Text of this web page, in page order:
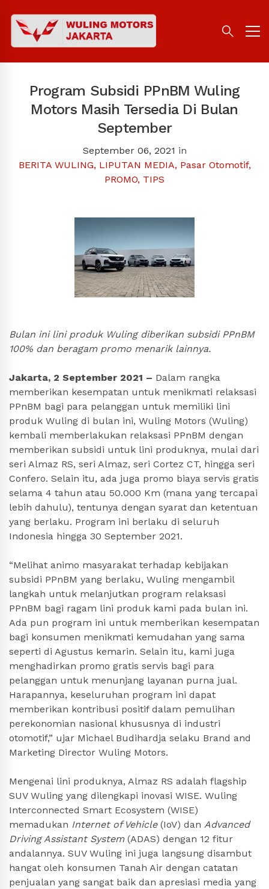
Program Subsidi PPnBM Wuling
Motors Masih Tersedia Di Bulan
September
September 06, 2021 in
BERITA WULING, LIPUTAN MEDIA, Pasar Otomotif,
PROMO, TIPS
Bulan ini lini produk Wuling diberikan subsidi PPnBM
100% dan beragam promo menarik lainnya.
Jakarta, 2 September 2021 – Dalam rangka
memberikan kesempatan untuk menikmati relaksasi
PPnBM bagi para pelanggan untuk memiliki lini
produk Wuling di bulan ini, Wuling Motors (Wuling)
kembali memberlakukan relaksasi PPnBM dengan
memberikan subsidi untuk lini produknya, mulai dari
seri Almaz RS, seri Almaz, seri Cortez CT, hingga seri
Confero. Selain itu, ada juga promo biaya servis gratis
selama 4 tahun atau 50.000 Km (mana yang tercapai
lebih dahulu), tentunya dengan syarat dan ketentuan
yang berlaku. Program ini berlaku di seluruh
Indonesia hingga 30 September 2021.
“Melihat animo masyarakat terhadap kebijakan
subsidi PPnBM yang berlaku, Wuling mengambil
langkah untuk melanjutkan program relaksasi
PPnBM bagi ragam lini produk kami pada bulan ini.
Ada pun program ini untuk memberikan kesempatan
bagi konsumen menikmati kemudahan yang sama
seperti di Agustus kemarin. Selain itu, kami juga
menghadirkan promo gratis servis bagi para
pelanggan untuk menunjang layanan purna jual.
Harapannya, keseluruhan program ini dapat
memberikan kontribusi positif dalam pemulihan
perekonomian nasional khususnya di industri
otomotif,” ujar Michael Budihardja selaku Brand and
Marketing Director Wuling Motors.
Mengenai lini produknya, Almaz RS adalah flagship
SUV Wuling yang dilengkapi inovasi WISE. Wuling
Interconnected Smart Ecosystem (WISE)
memadukan Internet of Vehicle(IoV) dan Advanced
Driving Assistant System(ADAS) dengan 12 fitur
andalannya. SUV Wuling ini juga langsung disambut
hangat oleh konsumen Tanah Air dengan catatan
penjualan yang sangat baik dan apresiasi media yang